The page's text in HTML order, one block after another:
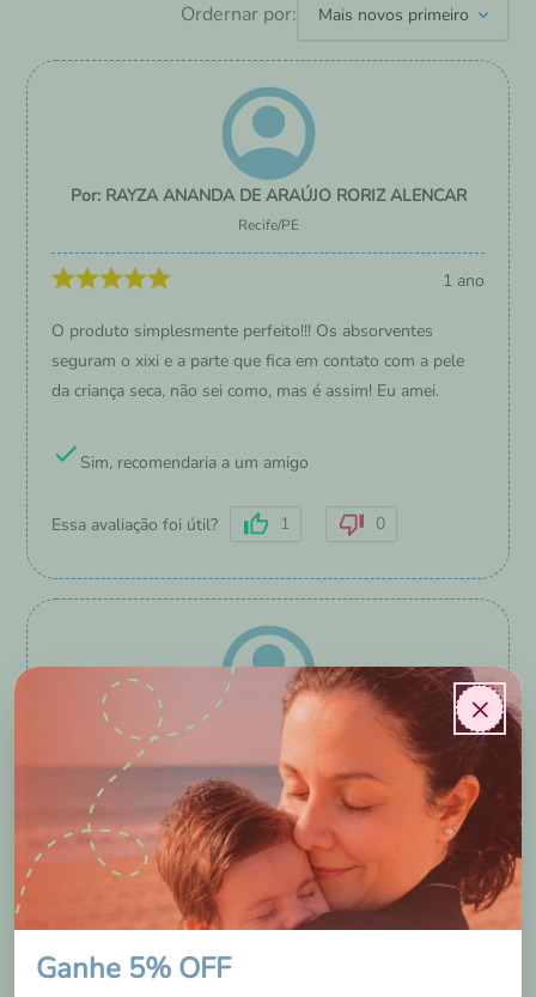
×
Ganhe 5% OFF
Ordernar por: Mais novos primeiro
RAYZA ANANDA DE ARAÚJO RORIZ ALENCAR
Recife/PE
1 ano
O produto simplesmente perfeito!!! Os absorventes
seguram o xixi e a parte que fica em contato com a pele
da criança seca, não sei como, mas é assim! Eu amei.
Sim, recomendaria a um amigo
Essa avaliação foi útil? 1 0
Said Junior
Itupeva/SP
3 anos
Produto de extrema qualidade. Eu comprei a fralda de 15
quilos a 36 quilos porque minha filha de 4 anos só usa
para dormir, e super funciona. Ela tem 19 quilos e essas
fraldas maiores são uma benção nas nossas vidas.